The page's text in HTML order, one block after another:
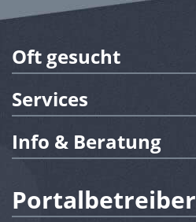
Oft gesucht
Services
Info & Beratung
Portalbetreiber